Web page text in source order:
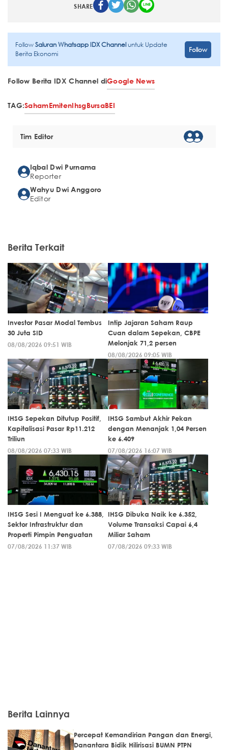
SHARE
FollowSaluran Whatsapp IDX Channeluntuk Update
Berita Ekonomi
Follow
Follow Berita IDX Channel diGoogle News
TAG:SahamEmitenIhsgBursaBEI
Tim Editor
Iqbal Dwi Purnama
Reporter
Wahyu Dwi Anggoro
Editor
Berita Terkait
Investor Pasar Modal Tembus
30 Juta SID
08/08/2026 09:51 WIB
Intip Jajaran Saham Raup
Cuan dalam Sepekan, CBPE
Melonjak 71,2 persen
08/08/2026 09:05 WIB
IHSG Sepekan Ditutup Positif,
Kapitalisasi Pasar Rp11.212
Triliun
08/08/2026 07:33 WIB
IHSG Sambut Akhir Pekan
dengan Menanjak 1,04 Persen
ke 6.409
07/08/2026 16:07 WIB
IHSG Sesi I Menguat ke 6.388,
Sektor Infrastruktur dan
Properti Pimpin Penguatan
07/08/2026 11:37 WIB
IHSG Dibuka Naik ke 6.352,
Volume Transaksi Capai 6,4
Miliar Saham
07/08/2026 09:33 WIB
Berita Lainnya
Percepat Kemandirian Pangan dan Energi,
Danantara Bidik Hilirisasi BUMN PTPN